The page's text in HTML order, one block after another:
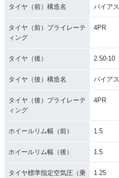
タイヤ（前）構造名 バイアス
タイヤ（前）プライレーテ
ィング
4PR
タイヤ（後） 2.50-10
タイヤ（後）構造名 バイアス
タイヤ（後）プライレーテ
ィング
4PR
ホイールリム幅（前） 1.5
ホイールリム幅（後） 1.5
タイヤ標準指定空気圧（乗
1.25